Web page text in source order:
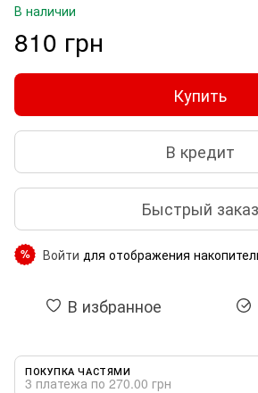
В наличии
810 грн
Купить
В кредит
Быстрый заказ
% Войти для отображения
В избранное
ПОКУПКА ЧАСТЯМИ
3 платежа по 270.00 грн